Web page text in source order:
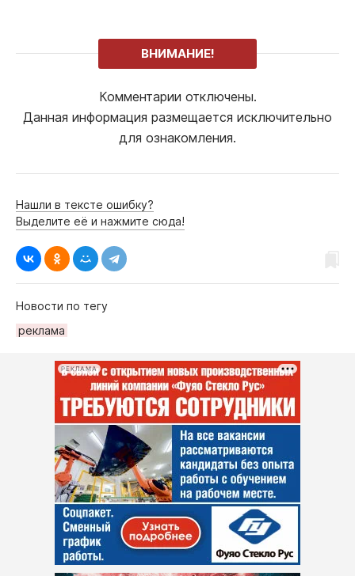
ВНИМАНИЕ!
Комментарии отключены.
Данная информация размещается исключительно
для ознакомления.
Нашли в тексте ошибку?
Выделите её и нажмите сюда!
Новости по тегу
рeклама
РЕКЛАМА